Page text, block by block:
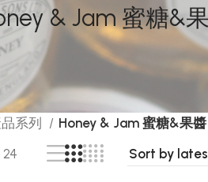
& Jam 蜜糖&
系列
Honey & Jam 蜜糖&果醬
24